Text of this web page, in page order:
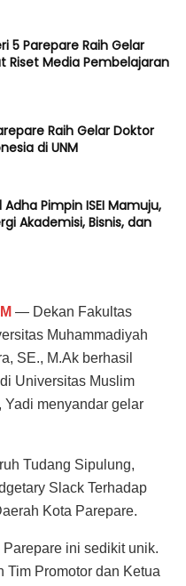
5 Parepare Raih Gelar
Riset Media Pembelajaran
Raih Gelar Doktor
di UNM
Pimpin ISEI Mamuju,
Akademisi, Bisnis, dan
— Dekan Fakultas
Muhammadiyah
SE., M.Ak berhasil
Universitas Muslim
Yadi menyandar gelar
Tudang Sipulung,
Slack Terhadap
Kota Parepare.
ini sedikit unik.
Tim Promotor dan Ketua